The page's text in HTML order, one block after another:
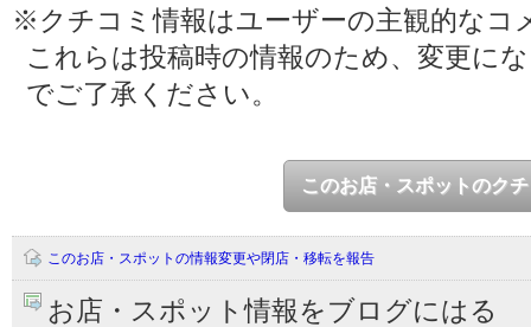
※クチコミ情報はユーザーの主観的なコ
これらは投稿時の情報のため、変更に
でご了承ください。
このお店・スポットのク
このお店・スポットの情報変更や閉店・移転を報告
お店・スポット情報をブログにはる